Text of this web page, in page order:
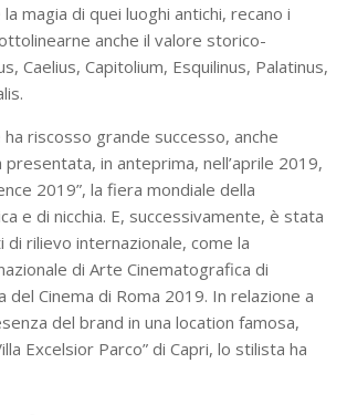
magia di quei luoghi antichi, recano i
anche il valore storico-
Caelius, Capitolium, Esquilinus, Palatinus,
ha riscosso grande successo, anche
in anteprima, nell’aprile 2019,
2019”, la fiera mondiale della
e di nicchia. E, successivamente, è stata
rilievo internazionale, come la
di Arte Cinematografica di
del Cinema di Roma 2019. In relazione a
del brand in una location famosa,
Excelsior Parco” di Capri, lo stilista ha